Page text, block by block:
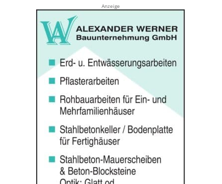
Anzeige